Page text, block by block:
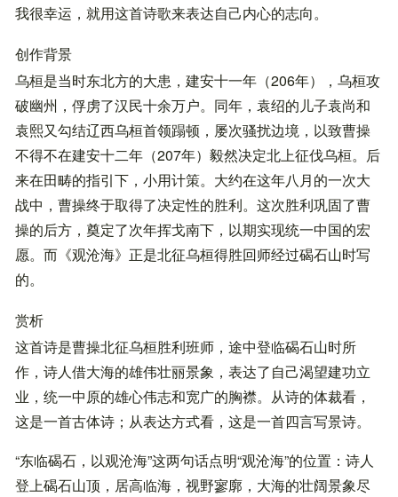
我很幸运，就用这首诗歌来表达自己内心的志向。
创作背景
乌桓是当时东北方的大患，建安十一年（206年），乌桓攻
破幽州，俘虏了汉民十余万户。同年，袁绍的儿子袁尚和
袁熙又勾结辽西乌桓首领蹋顿，屡次骚扰边境，以致曹操
不得不在建安十二年（207年）毅然决定北上征伐乌桓。后
来在田畴的指引下，小用计策。大约在这年八月的一次大
战中，曹操终于取得了决定性的胜利。这次胜利巩固了曹
操的后方，奠定了次年挥戈南下，以期实现统一中国的宏
愿。而《观沧海》正是北征乌桓得胜回师经过碣石山时写
的。
赏析
这首诗是曹操北征乌桓胜利班师，途中登临碣石山时所
作，诗人借大海的雄伟壮丽景象，表达了自己渴望建功立
业，统一中原的雄心伟志和宽广的胸襟。从诗的体裁看，
这是一首古体诗；从表达方式看，这是一首四言写景诗。
“东临碣石，以观沧海”这两句话点明“观沧海”的位置：诗人
登上碣石山顶，居高临海，视野寥廓，大海的壮阔景象尽